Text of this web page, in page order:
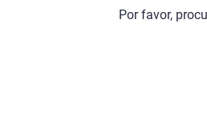
Por favor,